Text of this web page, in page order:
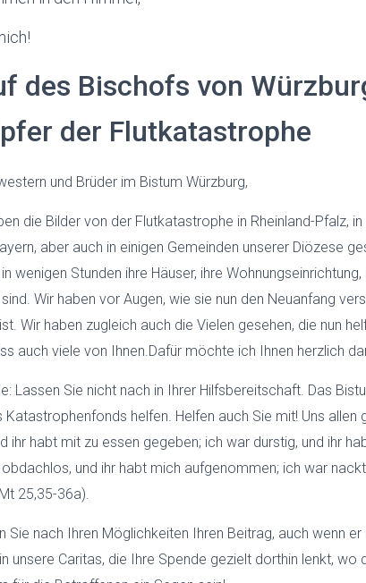
des Bischofs von
der Flutkatastrophe
und Brüder im Bistum Würzburg,
die Bilder von der Flutkatastrophe in Rheinland-Pfalz,
aber auch in einigen Gemeinden unserer Diözese
wenigen Stunden ihre Häuser, ihre
Wir haben vor Augen, wie sie nun den Neuanfang
Wir haben zugleich auch die Vielen gesehen, die nun
auch viele von Ihnen.Dafür möchte ich Ihnen herzlich
Lassen Sie nicht nach in Ihrer Hilfsbereitschaft. Das
Katastrophenfonds helfen. Helfen auch Sie mit! Uns allen
ihr habt mit zu essen gegeben; ich war durstig, und ihr
und ihr habt mich aufgenommen; ich war
25,35-36a).
Sie nach Ihren Möglichkeiten Ihren Beitrag, auch wenn
unsere Caritas, die Ihre Spende gezielt dorthin lenkt,